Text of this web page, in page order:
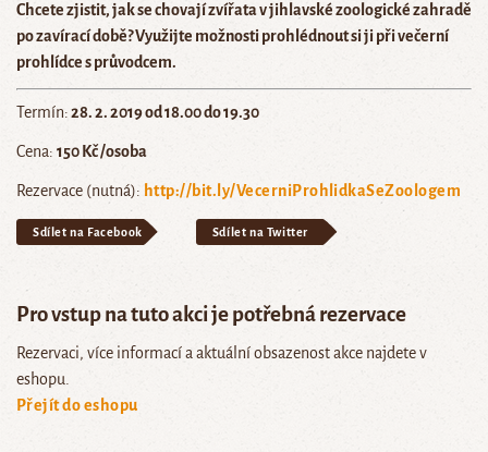
Chcete zjistit, jak se chovají zvířata v jihlavské zoologické zahradě
po zavírací době? Využijte možnosti prohlédnout si ji při večerní
prohlídce s průvodcem.
Termín:28. 2. 2019 od 18.00 do 19.30
Cena: 150 Kč /osoba
Rezervace (nutná): http://bit.ly/VecerniProhlidkaSeZoologem
Sdílet na Facebook Sdílet na Twitter
Pro vstup na tuto akci je potřebná rezervace
Rezervaci, více informací a aktuální obsazenost akce najdete v
eshopu.
Přejít do eshopu